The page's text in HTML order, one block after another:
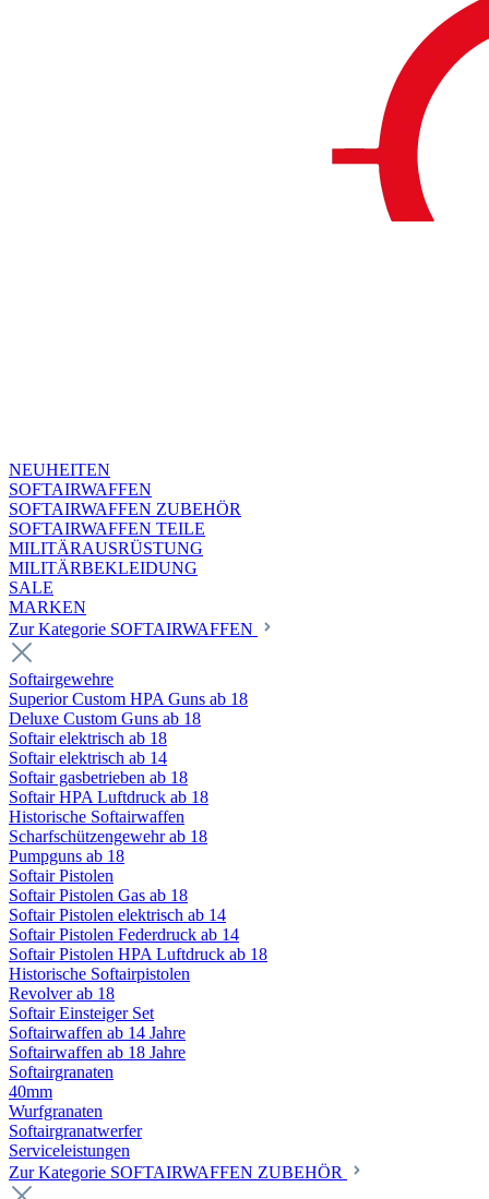
NEUHEITEN
SOFTAIRWAFFEN
SOFTAIRWAFFEN ZUBEHÖR
SOFTAIRWAFFEN TEILE
MILITÄRAUSRÜSTUNG
MILITÄRBEKLEIDUNG
SALE
MARKEN
Zur Kategorie SOFTAIRWAFFEN
Softairgewehre
Superior Custom HPA Guns ab 18
Deluxe Custom Guns ab 18
Softair elektrisch ab 18
Softair elektrisch ab 14
Softair gasbetrieben ab 18
Softair HPA Luftdruck ab 18
Historische Softairwaffen
Scharfschützengewehr ab 18
Pumpguns ab 18
Softair Pistolen
Softair Pistolen Gas ab 18
Softair Pistolen elektrisch ab 14
Softair Pistolen Federdruck ab 14
Softair Pistolen HPA Luftdruck ab 18
Historische Softairpistolen
Revolver ab 18
Softair Einsteiger Set
Softairwaffen ab 14 Jahre
Softairwaffen ab 18 Jahre
Softairgranaten
40mm
Wurfgranaten
Softairgranatwerfer
Serviceleistungen
Zur Kategorie SOFTAIRWAFFEN ZUBEHÖR